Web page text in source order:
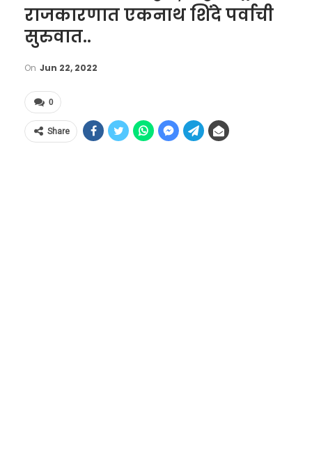
राजकारणात एकनाथ शिंदे पर्वाची
सुरुवात..
On Jun 22, 2022
0
Share